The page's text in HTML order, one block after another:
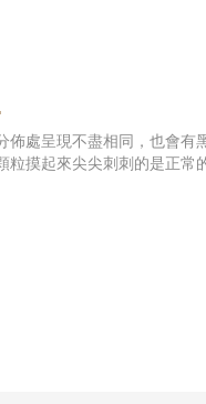
處呈現不盡相同，也會
摸起來尖尖刺刺的是正常